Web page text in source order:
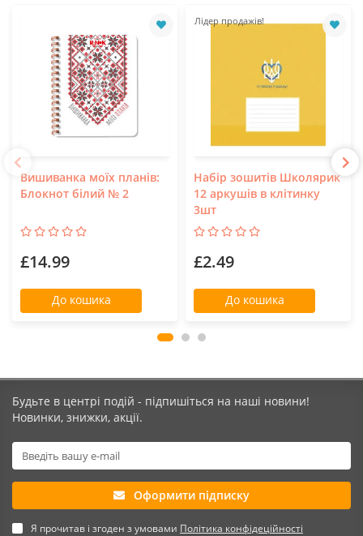
Вишиванка моїх планів:
Блокнот білий № 2
£14.99
До кошика
Лідер продажів!
Набір зошитів Школярик
12 аркушів в клітинку
3шт
£2.49
До кошика
Будьте в центрі подій - підпишіться на наші новини!
Новинки, знижки, акції.
Оформити підписку
Я прочитав і згоден з умовами Політика конфідеційності